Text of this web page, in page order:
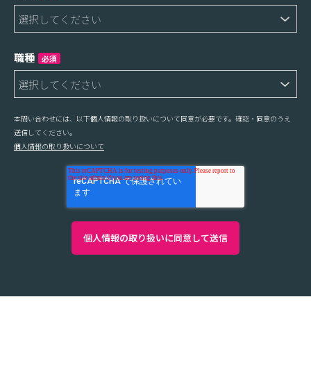
職種 必須
本問い合わせには、以下個人情報の取り扱いについて同意が必要です。確認・同意のうえ
送信してください。
個人情報の取り扱いについて